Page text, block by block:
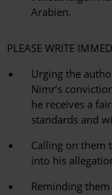
Arabien.
PLEASE WRITE
Urging the
Nimr’s
he receives a
standards and
Calling on them
into his
Reminding